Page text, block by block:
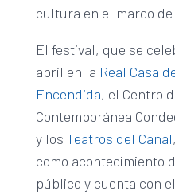
cultura en el marco
El festival, que se
abril en la Real Casa
Encendida, el Centro
Contemporánea
y los Teatros del Canal
como acontecimiento
público y cuenta con